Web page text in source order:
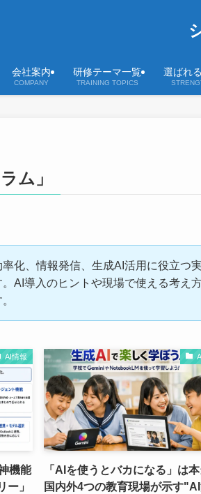
会社案内
COMPANY
研修テーマ一覧
TRAINING TOPICS
選ばれ
ム」
化、情報発信、生成AI活用に役立つ
。AI導入のヒントや現場で使える考え
AI情報
機能
ー」
「AIを使うとバカになる」は本
国内外4つの教育現場が示す"AI